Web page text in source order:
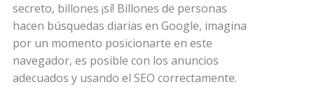
secreto, billones ¡sí! Billones de personas
hacen búsquedas diarias en Google, imagina
por un momento posicionarte en este
navegador, es posible con los anuncios
adecuados y usando el SEO correctamente.